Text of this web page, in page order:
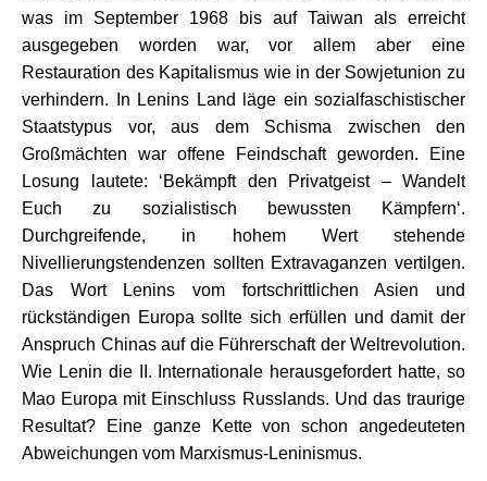
was im September 1968 bis auf Taiwan als erreicht
ausgegeben worden war, vor allem aber eine
Restauration des Kapitalismus wie in der Sowjetunion zu
verhindern. In Lenins Land läge ein sozialfaschistischer
Staatstypus vor, aus dem Schisma zwischen den
Großmächten war offene Feindschaft geworden. Eine
Losung lautete: ‘Bekämpft den Privatgeist – Wandelt
Euch zu sozialistisch bewussten Kämpfern‘.
Durchgreifende, in hohem Wert stehende
Nivellierungstendenzen sollten Extravaganzen vertilgen.
Das Wort Lenins vom fortschrittlichen Asien und
rückständigen Europa sollte sich erfüllen und damit der
Anspruch Chinas auf die Führerschaft der Weltrevolution.
Wie Lenin die II. Internationale herausgefordert hatte, so
Mao Europa mit Einschluss Russlands. Und das traurige
Resultat? Eine ganze Kette von schon angedeuteten
Abweichungen vom Marxismus-Leninismus.